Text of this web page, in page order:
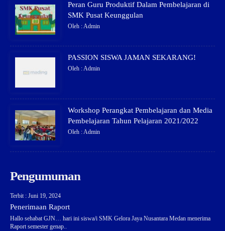
Peran Guru Produktif Dalam Pembelajaran di
SMK Pusat Keunggulan
Oleh : Admin
PASSION SISWA JAMAN SEKARANG!
Oleh : Admin
Workshop Perangkat Pembelajaran dan Media
Pembelajaran Tahun Pelajaran 2021/2022
Oleh : Admin
Pengumuman
Terbit : Juni 19, 2024
Penerimaan Raport
Hallo sehabat GJN… hari ini siswa/i SMK Gelora Jaya Nusantara Medan menerima
Raport semester genap..